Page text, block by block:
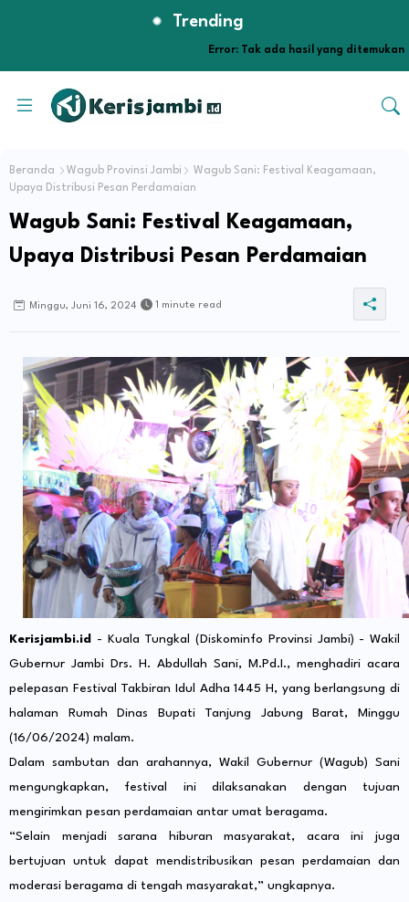
Trending
Error: Tak ada hasil yang ditemukan
Beranda Wagub Provinsi Jambi
Wagub Sani: Festival Keagamaan,
Upaya Distribusi Pesan Perdamaian
Wagub Sani: Festival Keagamaan,
Upaya Distribusi Pesan Perdamaian
Minggu, Juni 16, 2024 1 minute read
Kerisjambi.id
- Kuala Tungkal (Diskominfo Provinsi Jambi) - Wakil
Gubernur Jambi Drs. H. Abdullah Sani, M.Pd.I., menghadiri acara
pelepasan Festival Takbiran Idul Adha 1445 H, yang berlangsung di
halaman Rumah Dinas Bupati Tanjung Jabung Barat, Minggu
(16/06/2024) malam.
Dalam sambutan dan arahannya, Wakil Gubernur (Wagub) Sani
mengungkapkan, festival ini dilaksanakan dengan tujuan
mengirimkan pesan perdamaian antar umat beragama.
“Selain menjadi sarana hiburan masyarakat, acara ini juga
bertujuan untuk dapat mendistribusikan pesan perdamaian dan
moderasi beragama di tengah masyarakat,” ungkapnya.